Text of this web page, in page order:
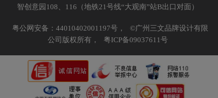
智创意园108、116（地铁21号线“大观南”站B出口对面）
粤公网安备：44010402001197号，
©广州三文品牌设计有限
公司版权所有，
粤ICP备09037611号